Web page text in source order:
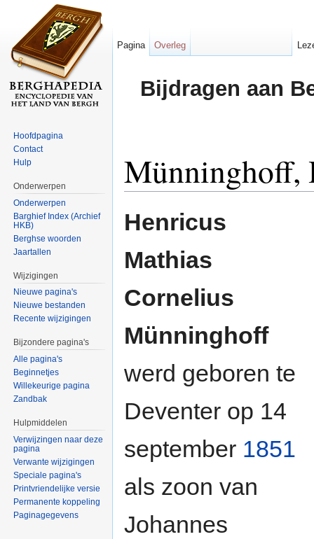
Bijdragen aan
Münninghoff,
Henricus
Mathias
Cornelius
Münninghoff
werd geboren te
Deventer op 14
september 1851
als zoon van
Johannes
Pagina Overleg
Hoofdpagina
Contact
Hulp
Onderwerpen
Onderwerpen
Barghief Index (Archief
HKB)
Berghse woorden
Jaartallen
Wijzigingen
Nieuwe pagina's
Nieuwe bestanden
Recente wijzigingen
Bijzondere pagina's
Alle pagina's
Beginnetjes
Willekeurige pagina
Zandbak
Hulpmiddelen
Verwijzingen naar deze
pagina
Verwante wijzigingen
Speciale pagina's
Printvriendelijke versie
Permanente koppeling
Paginagegevens